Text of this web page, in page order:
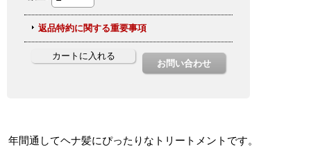
年間通してヘナ髪にぴったりなトリートメントです。